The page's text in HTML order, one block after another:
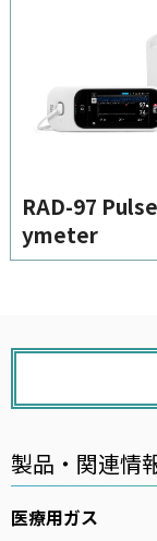
RAD-97
ymeter
製品・関連情
医療用ガス